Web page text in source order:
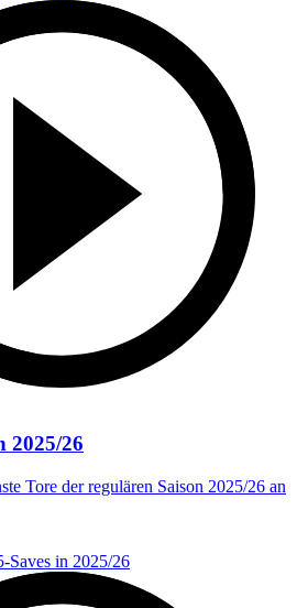
2025/26
Tore der regulären Saison 2025/26 an